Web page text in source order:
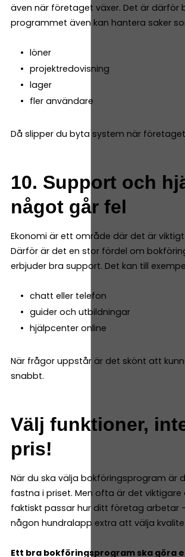
även när företaget växer. Det är därför
programmet även kan hantera saker
löner
projektredovisning
lager
fler användare
Då slipper du byta system när
10. Support och
något går fel
Ekonomi är ett område där det är
Därför är det en stor fördel om
erbjuder bra support. Det kan till
chatt eller telefon
guider och utbildningar
hjälpcenter online
När frågor uppstår är det skönt att
snabbt.
Välj funktioner,
pris!
När du ska välja bokföringsprogram är
fastna i priset. Men ofta är det
faktiskt passar hur ditt företag arbetar
någon hundralapp extra att välja
Ett bra bokföringsprogram ska göra